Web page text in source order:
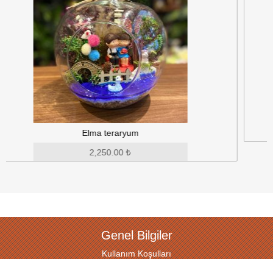
Otantik buketim
Genel Bilgiler
Kullanım Koşulları